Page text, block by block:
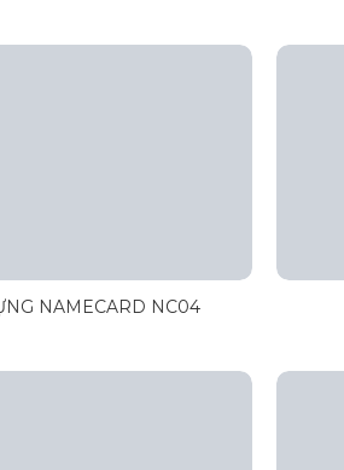
NAMECARD NC04